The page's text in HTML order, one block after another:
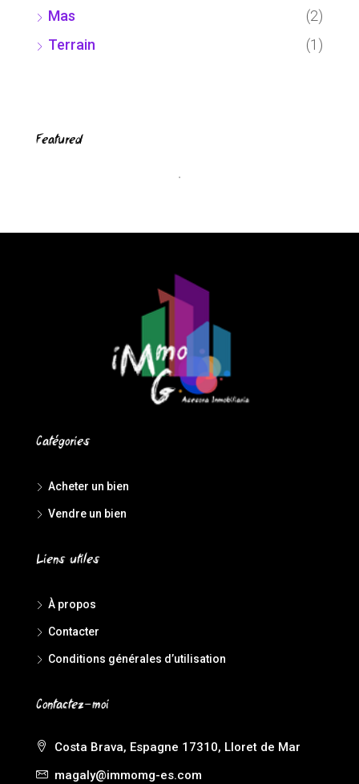
Mas
(2)
Terrain
(1)
Featured
Catégories
Acheter un bien
Vendre un bien
Liens utiles
À propos
Contacter
Conditions générales d’utilisation
Contactez-moi
Costa Brava, Espagne 17310, Lloret de Mar
magaly@immomg-es.com